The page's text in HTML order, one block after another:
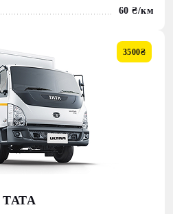
60 ₴/км
3500₴
ТАТА